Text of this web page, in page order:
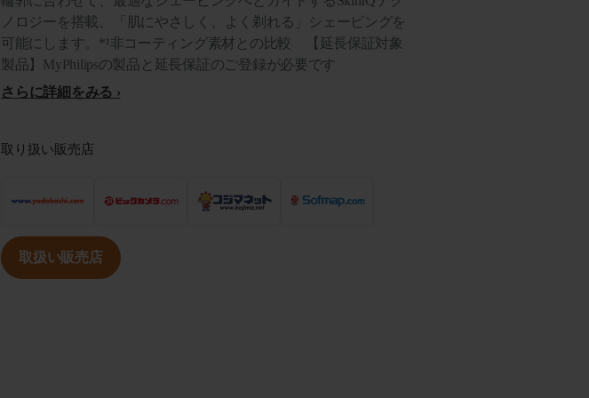
ノロジーを搭載、「肌にやさしく、よく剃れる」シェービングを
可能にします。*¹非コーティング素材との比較 【延長保証対象
製品】MyPhilipsの製品と延長保証のご登録が必要です
さらに詳細をみる
取り扱い販売店
取扱い販売店